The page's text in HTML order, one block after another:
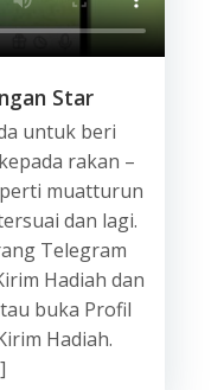
Star
untuk beri
rakan –
muatturun
dan lagi.
Telegram
Hadiah dan
buka Profil
Hadiah.